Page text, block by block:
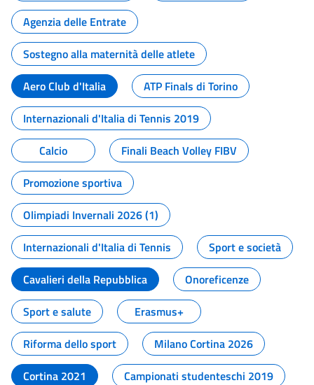
Agenzia delle Entrate
Sostegno alla maternità delle atlete
Aero Club d'Italia
ATP Finals di Torino
Internazionali d'Italia di Tennis 2019
Calcio
Finali Beach Volley FIBV
Promozione sportiva
Olimpiadi Invernali 2026 (1)
Internazionali d'Italia di Tennis
Sport e società
Cavalieri della Repubblica
Onoreficenze
Sport e salute
Erasmus+
Riforma dello sport
Milano Cortina 2026
Cortina 2021
Campionati studenteschi 2019